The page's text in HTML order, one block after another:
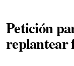
Petición
replantear